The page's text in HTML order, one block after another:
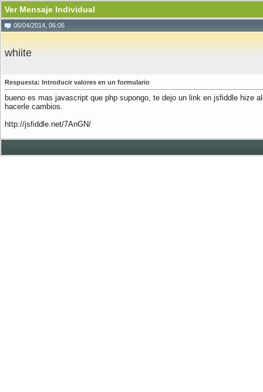
Ver Mensaje Individual
06/04/2014, 06:06
whiite
Respuesta: Introducir valores en un formulario
bueno es mas javascript que php supongo, te dejo un link en jsfiddle hize
hacerle cambios.
http://jsfiddle.net/7AnGN/